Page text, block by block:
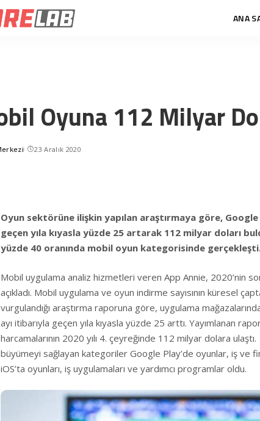
ANA
Oyuna 112 Milyar
23 Aralık 2020
Oyun sektörüne ilişkin yapılan araştırmaya göre, Google
geçen yıla kıyasla yüzde 25 artarak 112 milyar doları
yüzde 40 oranında mobil oyun kategorisinde
Mobil uygulama analiz hizmetleri veren App Annie, 2020’nin
açıkladı. Mobil uygulama ve oyun indirme sayısının küresel
vurgulandığı araştırma raporuna göre, uygulama
ayı itibarıyla geçen yıla kıyasla yüzde 25 arttı. Yayımlanan
harcamalarının 2020 yılı 4. çeyreğinde 112 milyar dolara
büyümeyi sağlayan kategoriler Google Play’de oyunlar, iş ve
iOS’ta oyunları, iş uygulamaları ve yardımcı programlar oldu.